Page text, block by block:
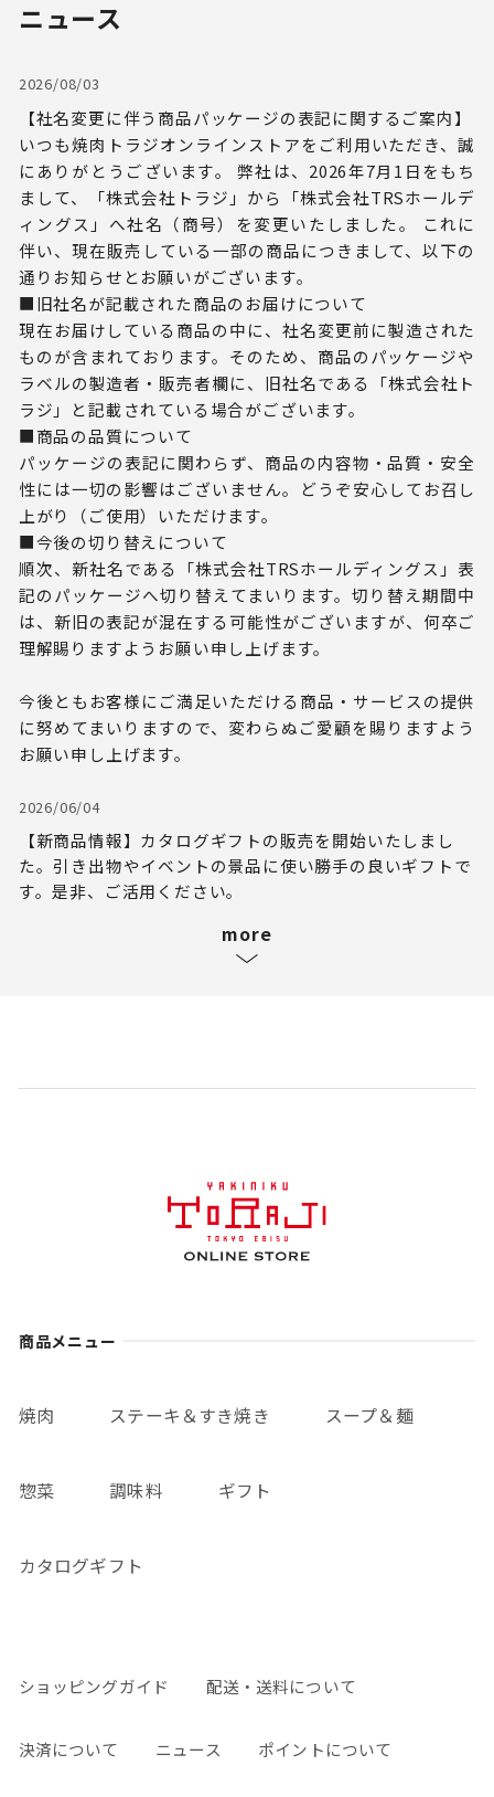
ニュース
2026/08/03
【社名変更に伴う商品パッケージの表記に関するご案内】
いつも焼肉トラジオンラインストアをご利用いただき、誠
にありがとうございます。 弊社は、2026年7月1日をもち
まして、「株式会社トラジ」から「株式会社TRSホールデ
ィングス」へ社名（商号）を変更いたしました。 これに
伴い、現在販売している一部の商品につきまして、以下の
通りお知らせとお願いがございます。
■旧社名が記載された商品のお届けについて
現在お届けしている商品の中に、社名変更前に製造された
ものが含まれております。そのため、商品のパッケージや
ラベルの製造者・販売者欄に、旧社名である「株式会社ト
ラジ」と記載されている場合がございます。
■商品の品質について
パッケージの表記に関わらず、商品の内容物・品質・安全
性には一切の影響はございません。どうぞ安心してお召し
上がり（ご使用）いただけます。
■今後の切り替えについて
順次、新社名である「株式会社TRSホールディングス」表
記のパッケージへ切り替えてまいります。切り替え期間中
は、新旧の表記が混在する可能性がございますが、何卒ご
理解賜りますようお願い申し上げます。
今後ともお客様にご満足いただける商品・サービスの提供
に努めてまいりますので、変わらぬご愛顧を賜りますよう
お願い申し上げます。
2026/06/04
【新商品情報】カタログギフトの販売を開始いたしまし
た。引き出物やイベントの景品に使い勝手の良いギフトで
す。是非、ご活用ください。
more
商品メニュー
焼肉 ステーキ＆すき焼き スープ＆麺
惣菜 調味料 ギフト
カタログギフト
ショッピングガイド 配送・送料について
決済について ニュース ポイントについて